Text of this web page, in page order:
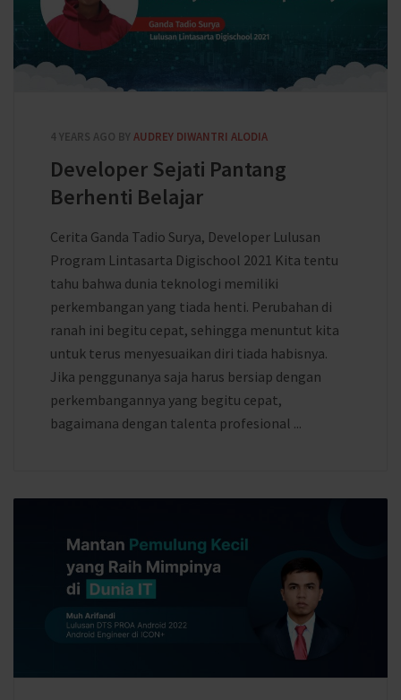
4 YEARS AGO BY AUDREY DIWANTRI ALODIA
Developer Sejati Pantang
Berhenti Belajar
Cerita Ganda Tadio Surya, Developer Lulusan
Program Lintasarta Digischool 2021 Kita tentu
tahu bahwa dunia teknologi memiliki
perkembangan yang tiada henti. Perubahan di
ranah ini begitu cepat, sehingga menuntut kita
untuk terus menyesuaikan diri tiada habisnya.
Jika penggunanya saja harus bersiap dengan
perkembangannya yang begitu cepat,
bagaimana dengan talenta profesional ...